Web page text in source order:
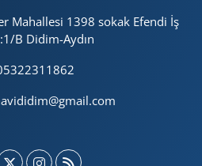
Mahallesi 1398 sokak Efendi İş
B Didim-Aydın